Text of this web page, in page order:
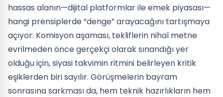
hassas alanın—dijital platformlar ile emek piyasası—
hangi prensiplerde “denge” arayacağını tartışmaya
açıyor. Komisyon aşaması, tekliflerin nihaî metne
evrilmeden önce gerçekçi olarak sınandığı yer
olduğu için, siyasi takvimin ritmini belirleyen kritik
eşiklerden biri sayılır. Görüşmelerin bayram
sonrasına sarkması da, hem teknik hazırlıkların hem